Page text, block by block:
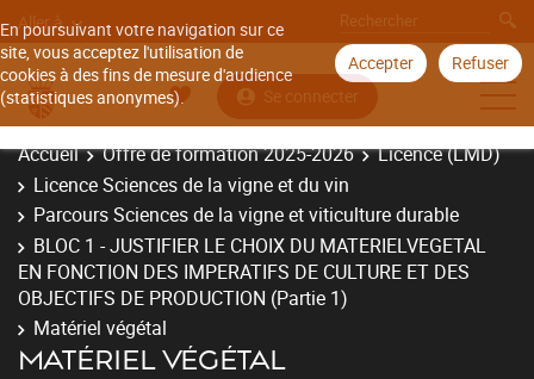
En poursuivant votre navigation sur ce
site, vous acceptez l'utilisation de
cookies à des fins de mesure d'audience
(statistiques anonymes).
Accepter Refuser
Aller à
Se connecter
Accueil Offre de formation 2025-2026
Licence (LMD)
Licence Sciences de la vigne et du vin
Parcours Sciences de la vigne et viticulture durable
BLOC 1 - JUSTIFIER LE CHOIX DU MATERIELVEGETAL
EN FONCTION DES IMPERATIFS DE CULTURE ET DES
OBJECTIFS DE PRODUCTION (Partie 1)
Matériel végétal
MATÉRIEL VÉGÉTAL